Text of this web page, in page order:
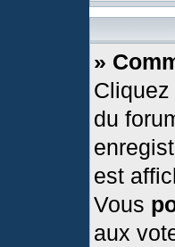
»
du
est
Vous
aux